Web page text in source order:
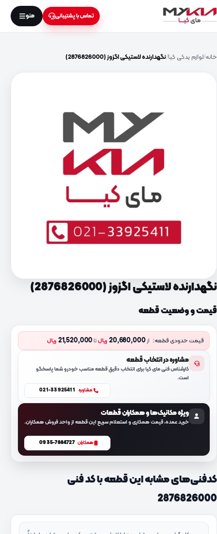
تماس با پشتیبانی منو
خانه لوازم یدکی کیا نگهدارنده لاستیکی اگزوز (2876826000)
نگهدارنده لاستیکی اگزوز (2876826000)
قیمت و وضعیت قطعه
قیمت حدودی قطعه: از20,680,000 ریالتا21,520,000 ریال
مشاوره در انتخاب قطعه
کارشناس فنی مای کیا برای انتخاب دقیق قطعه مناسب خودرو شما پاسخگو
است.
مشاوره 021-33925411
ویژه مکانیک‌ها و همکاران قطعات
خرید عمده، قیمت همکاری و استعلام سریع این قطعه از واحد فروش همکاران.
همکاران 0935-7884727
کدفنی‌های مشابه این قطعه با کد فنی
2876826000